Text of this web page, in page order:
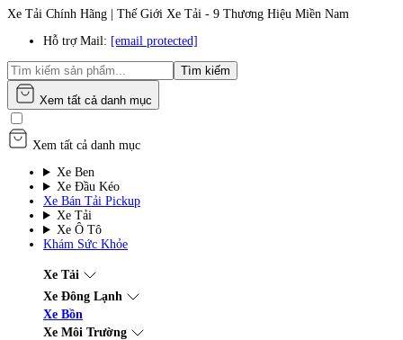
Xe Tải Chính Hãng | Thế Giới Xe Tải - 9 Thương Hiệu Miền Nam
Hỗ trợ Mail: [email protected]
Tìm kiếm
Xem tất cả danh mục
Xem tất cả danh mục
Xe Ben
Xe Đầu Kéo
Xe Bán Tải Pickup
Xe Tải
Xe Ô Tô
Khám Sức Khỏe
Xe Tải
Xe Đông Lạnh
Xe Bồn
Xe Môi Trường